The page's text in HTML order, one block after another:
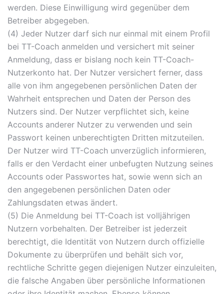
werden. Diese Einwilligung wird gegenüber dem
Betreiber abgegeben.
(4) Jeder Nutzer darf sich nur einmal mit einem Profil
bei TT-Coach anmelden und versichert mit seiner
Anmeldung, dass er bislang noch kein TT-Coach-
Nutzerkonto hat. Der Nutzer versichert ferner, dass
alle von ihm angegebenen persönlichen Daten der
Wahrheit entsprechen und Daten der Person des
Nutzers sind. Der Nutzer verpflichtet sich, keine
Accounts anderer Nutzer zu verwenden und sein
Passwort keinen unberechtigten Dritten mitzuteilen.
Der Nutzer wird TT-Coach unverzüglich informieren,
falls er den Verdacht einer unbefugten Nutzung seines
Accounts oder Passwortes hat, sowie wenn sich an
den angegebenen persönlichen Daten oder
Zahlungsdaten etwas ändert.
(5) Die Anmeldung bei TT-Coach ist volljährigen
Nutzern vorbehalten. Der Betreiber ist jederzeit
berechtigt, die Identität von Nutzern durch offizielle
Dokumente zu überprüfen und behält sich vor,
rechtliche Schritte gegen diejenigen Nutzer einzuleiten,
die falsche Angaben über persönliche Informationen